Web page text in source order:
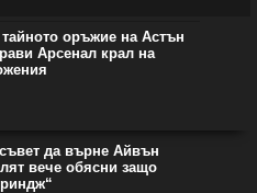
оръжие на Астън
Арсенал крал на
да върне Айвън
вече обясни защо